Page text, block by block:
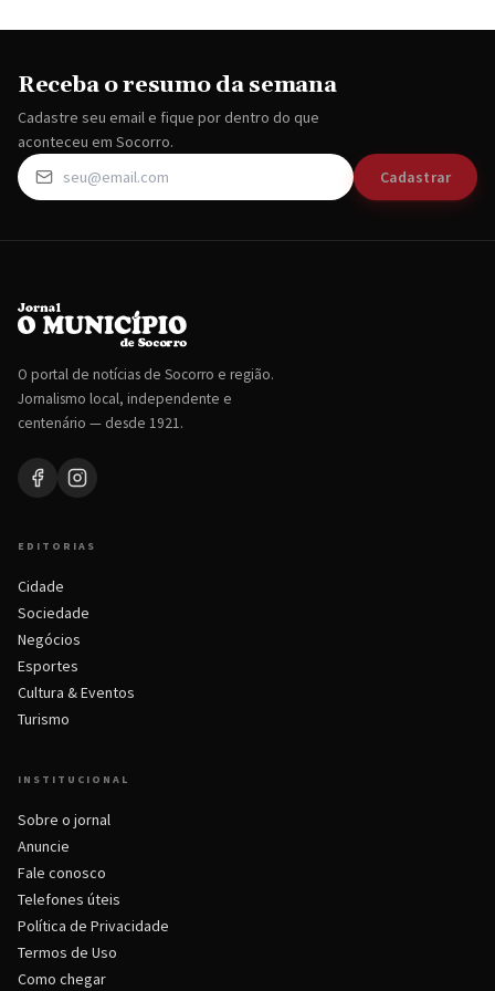
Receba o resumo da semana
Cadastre seu email e fique por dentro do que
aconteceu em Socorro.
Cadastrar
O portal de notícias de Socorro e região.
Jornalismo local, independente e
centenário — desde 1921.
EDITORIAS
Cidade
Sociedade
Negócios
Esportes
Cultura & Eventos
Turismo
INSTITUCIONAL
Sobre o jornal
Anuncie
Fale conosco
Telefones úteis
Política de Privacidade
Termos de Uso
Como chegar